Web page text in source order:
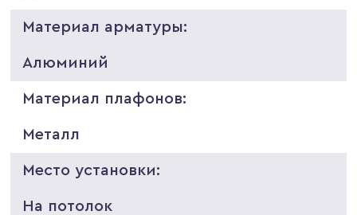
Материал арматуры:
Алюминий
Материал плафонов:
Металл
Место установки:
На потолок